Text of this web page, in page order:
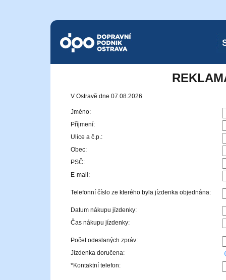
Dopravní podnik Ostrava a.s.
V Ostravě dne 07.08.2026
Jméno:
Příjmení:
Ulice a č.p.:
Obec:
PSČ:
E-mail:
Telefonní číslo ze kterého byla jízdenka objednána:
Datum nákupu jízdenky:
Čas nákupu jízdenky:
Počet odeslaných zpráv:
Jízdenka doručena:
*Kontaktní telefon: